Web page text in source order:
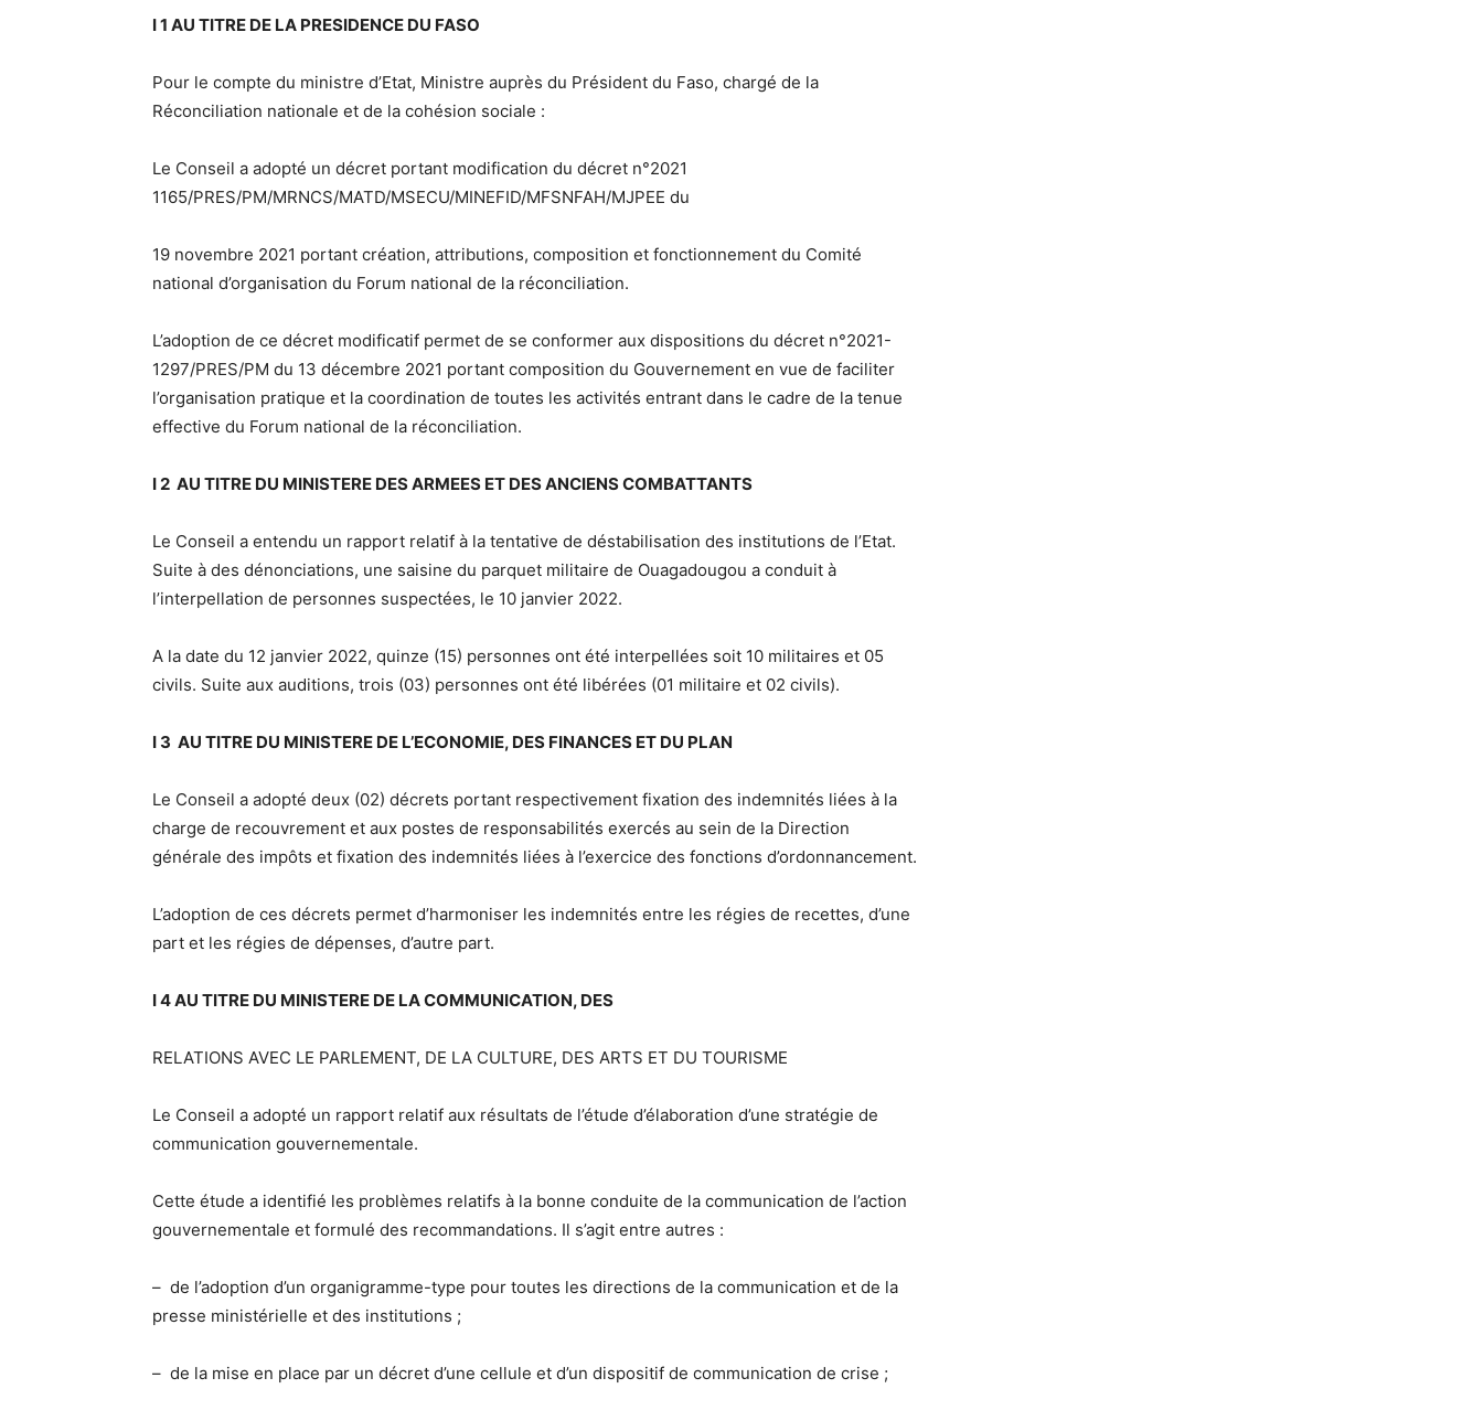
I 1 AU TITRE DE LA PRESIDENCE DU FASO
Pour le compte du ministre d’Etat, Ministre auprès du Président du Faso, chargé de la
Réconciliation nationale et de la cohésion sociale :
Le Conseil a adopté un décret portant modification du décret n°2021
1165/PRES/PM/MRNCS/MATD/MSECU/MINEFID/MFSNFAH/MJPEE du
19 novembre 2021 portant création, attributions, composition et fonctionnement du Comité
national d’organisation du Forum national de la réconciliation.
L’adoption de ce décret modificatif permet de se conformer aux dispositions du décret n°2021-
1297/PRES/PM du 13 décembre 2021 portant composition du Gouvernement en vue de faciliter
l’organisation pratique et la coordination de toutes les activités entrant dans le cadre de la tenue
effective du Forum national de la réconciliation.
I 2 AU TITRE DU MINISTERE DES ARMEES ET DES ANCIENS COMBATTANTS
Le Conseil a entendu un rapport relatif à la tentative de déstabilisation des institutions de l’Etat.
Suite à des dénonciations, une saisine du parquet militaire de Ouagadougou a conduit à
l’interpellation de personnes suspectées, le 10 janvier 2022.
A la date du 12 janvier 2022, quinze (15) personnes ont été interpellées soit 10 militaires et 05
civils. Suite aux auditions, trois (03) personnes ont été libérées (01 militaire et 02 civils).
I 3 AU TITRE DU MINISTERE DE L’ECONOMIE, DES FINANCES ET DU PLAN
Le Conseil a adopté deux (02) décrets portant respectivement fixation des indemnités liées à la
charge de recouvrement et aux postes de responsabilités exercés au sein de la Direction
générale des impôts et fixation des indemnités liées à l’exercice des fonctions d’ordonnancement.
L’adoption de ces décrets permet d’harmoniser les indemnités entre les régies de recettes, d’une
part et les régies de dépenses, d’autre part.
I 4 AU TITRE DU MINISTERE DE LA COMMUNICATION, DES
RELATIONS AVEC LE PARLEMENT, DE LA CULTURE, DES ARTS ET DU TOURISME
Le Conseil a adopté un rapport relatif aux résultats de l’étude d’élaboration d’une stratégie de
communication gouvernementale.
Cette étude a identifié les problèmes relatifs à la bonne conduite de la communication de l’action
gouvernementale et formulé des recommandations. Il s’agit entre autres :
– de l’adoption d’un organigramme-type pour toutes les directions de la communication et de la
presse ministérielle et des institutions ;
– de la mise en place par un décret d’une cellule et d’un dispositif de communication de crise ;